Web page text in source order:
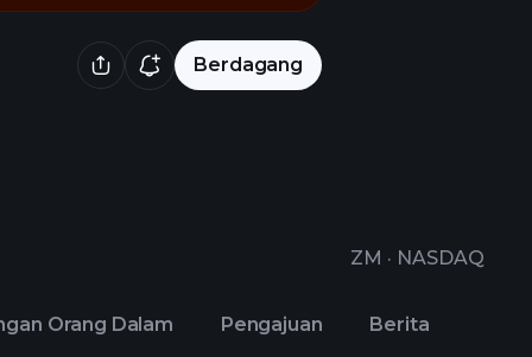
Berdagang
ZM · NASDAQ
Orang Dalam Pengajuan Berita